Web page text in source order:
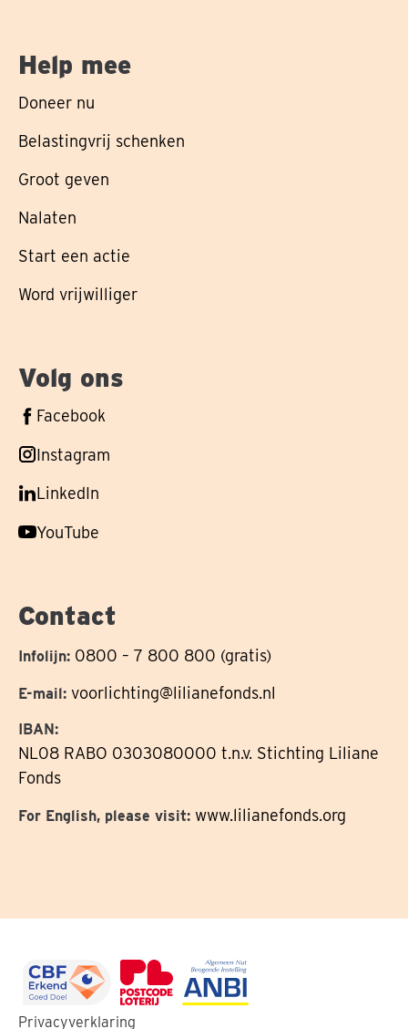
Help mee
Doneer nu
Belastingvrij schenken
Groot geven
Nalaten
Start een actie
Word vrijwilliger
Volg ons
Volg
op
Facebook
Volg
op
Instagram
Volg
op
LinkedIn
Volg
YouTube
Contact
Infolijn: 0800 – 7 800 800 (gratis)
E-mail: voorlichting@lilianefonds.nl
IBAN:
NL08 RABO 0303080000 t.n.v. Stichting Liliane
Fonds
For English, please visit: www.lilianefonds.org
Ga Ga
Privacyverklaring